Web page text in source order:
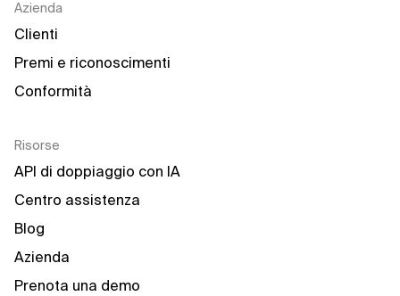
Azienda
Clienti
Premi e riconoscimenti
Conformità
Risorse
API di doppiaggio con IA
Centro assistenza
Blog
Azienda
Prenota una demo